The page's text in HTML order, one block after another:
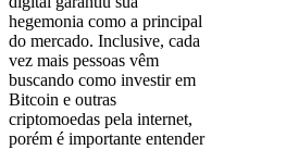
hegemonia como a principal
do mercado. Inclusive, cada
vez mais pessoas vêm
buscando como investir em
Bitcoin e outras
criptomoedas pela internet,
porém é importante entender